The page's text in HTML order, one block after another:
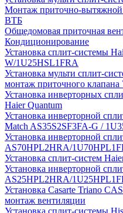
Монтаж приточно-вытяжной
ВТБ
Общедомовая приточная
Кондиционирование
Установка сплит-системы
W/1U25HSL1FRA
Установка мульти сплит-
монтаж приточного
Установка инверторных
Haier Quantum
Установка инверторной
Match AS35S2SF3FA-G /
Установка инверторной
AS70HPL2HRA/
Установка сплит-систем
Установка инверторной
AS25HPL2HRA/
Установка Casarte Triano
монтаж вентиляции
Установка сплит-системы